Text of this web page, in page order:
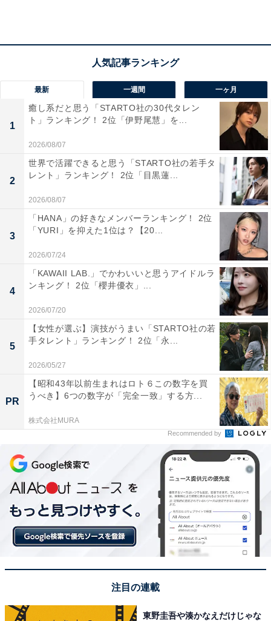
A post shared by Takuya Kimura (@takuya.kimura_tak)
SMAPの木村拓哉さんが3位に入りました。
木村さんは、1988年から2016年までSMAPの一員として
活動。2022年2～3月にかけては全国4カ所でのソロコン
サート『TAKUYA KIMURA Live Tour 2022 Next
Destination』も開催され、現在も精力的に歌手活動を続
けています。
回答者からは、「感情の入れ方が上手いと思うから（30
代女性）」「声の低さも素敵で、ビブラート等のアレン
ジも素晴らしいから（20代女性）」という内容や、「子
供の頃からSMAPを見て育ってきて、とても声がカッコ
良くて、一番印象に残っているから（30代男性）」など
のコメントが集まりました。
第2位：堂本剛（KinKi Kids）111票
最新 一週間 一ヶ月
1
癒し系だと思う「STARTO社の30代タレン
ト」ランキング！ 2位「伊野尾慧」を...
2026/08/07
2
世界で活躍できると思う「STARTO社の若手タ
レント」ランキング！ 2位「目黒蓮...
2026/08/07
3
「HANA」の好きなメンバーランキング！ 2位
「YURI」を抑えた1位は？【20...
2026/07/24
4
「KAWAII LAB.」でかわいいと思うアイドルラ
ンキング！ 2位「櫻井優衣」...
2026/07/20
5
【女性が選ぶ】演技がうまい「STARTO社の若
手タレント」ランキング！ 2位「永...
2026/05/27
PR
【昭和43年以前生まれはロト６この数字を買
うべき】6つの数字が「完全一致」する方...
株式会社MURA
Recommended by
注目の連載
東野圭吾や湊かなえだけじゃな